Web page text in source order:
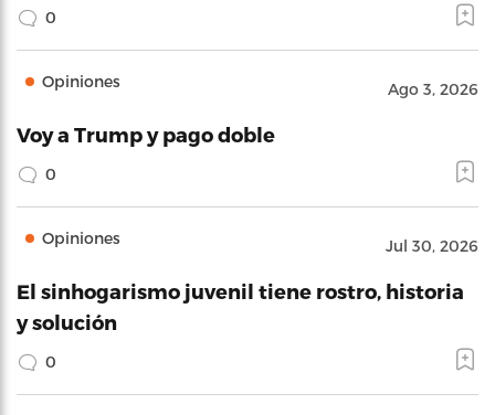
0
Opiniones Ago 3, 2026
Voy a Trump y pago doble
0
Opiniones Jul 30, 2026
El sinhogarismo juvenil tiene rostro, historia
y solución
0